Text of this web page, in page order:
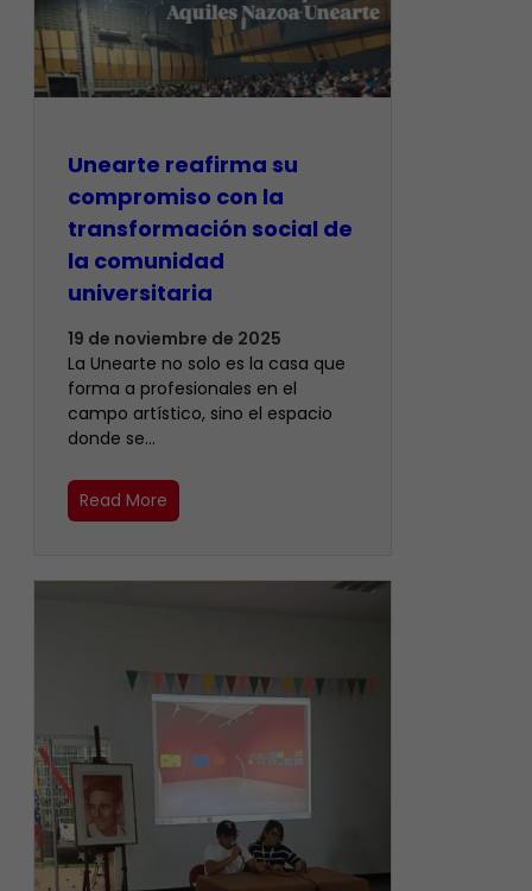
Unearte reafirma su
compromiso con la
transformación social de
la comunidad
universitaria
19 de noviembre de 2025
La Unearte no solo es la casa que
forma a profesionales en el
campo artístico, sino el espacio
donde se…
Read More